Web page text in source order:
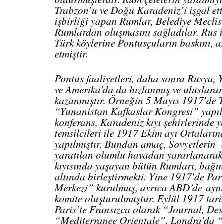
Trabzon’u ve Doğu Karadeniz’i işgal
işbirliği yapan Rumlar, Belediye
Rumlardan oluşmasını sağladılar.
Türk köylerine Pontusçuların baskını,
etmiştir.
Pontus faaliyetleri, daha sonra Rusya,
ve Amerika’da da hızlanmış ve
kazanmıştır. Örneğin 5 Mayıs 1917′de
“Yunanistan Kafkaslar Kongresi”
konferans, Karadeniz kıyı şehirlerinde
temsilcileri ile 1917 Ekim ayı
yapılmıştır. Bundan amaç,
yaratılan olumlu havadan
kıyısında yaşayan bütün Rumları,
altında birleştirmekti. Yine 1917′de
Merkezi” kurulmuş, ayrıca ABD’de
komite oluşturulmuştur. Eylül 1917
Paris’te Fransızca olarak “Journal,
“Mediterranee Orientale”, Londra’da